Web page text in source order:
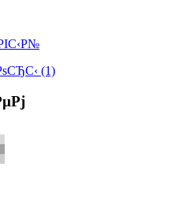
(1)